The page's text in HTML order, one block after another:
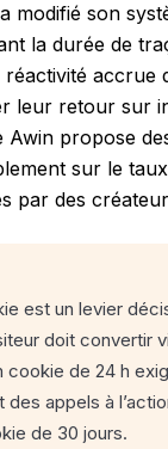
modifié son
la durée de
accrue
leur retour sur
propose
sur le
par des
est un levier
doit convertir
cookie de 24 h
appels à
de 30 jours.